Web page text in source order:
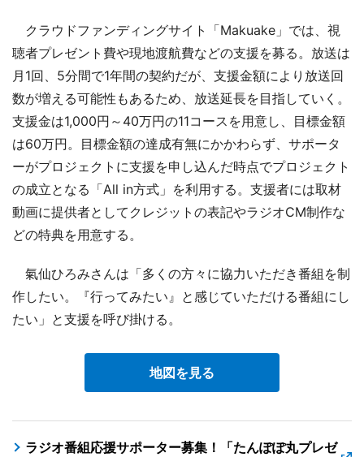
クラウドファンディングサイト「Makuake」では、視
聴者プレゼント費や現地渡航費などの支援を募る。放送は
月1回、5分間で1年間の契約だが、支援金額により放送回
数が増える可能性もあるため、放送延長を目指していく。
支援金は1,000円～40万円の11コースを用意し、目標金額
は60万円。目標金額の達成有無にかかわらず、サポータ
ーがプロジェクトに支援を申し込んだ時点でプロジェクト
の成立となる「All in方式」を利用する。支援者には取材
動画に提供者としてクレジットの表記やラジオCM制作な
どの特典を用意する。
氣仙ひろみさんは「多くの方々に協力いただき番組を制
作したい。『行ってみたい』と感じていただける番組にし
たい」と支援を呼び掛ける。
地図を見る
ラジオ番組応援サポーター募集！「たんぽぽ丸プレゼ